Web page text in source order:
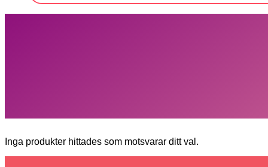
Inga produkter hittades som motsvarar ditt val.